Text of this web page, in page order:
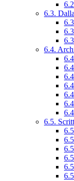
6.3.
6.4.
6.5.